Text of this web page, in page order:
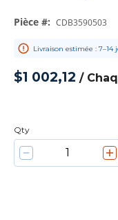
Pièce #: CDB3590503
Livraison estimée : 7–14
$1 002,12 /
Qty